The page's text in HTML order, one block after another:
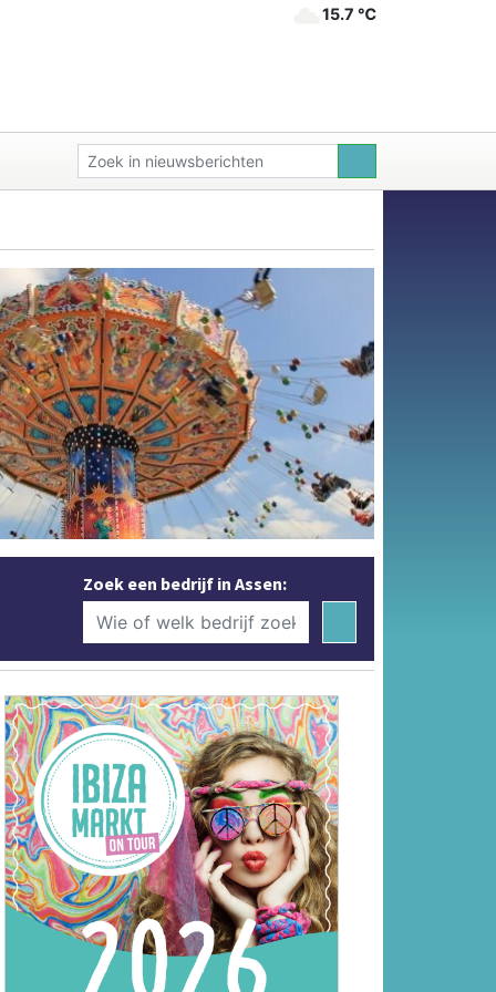
15.7 ℃
Zoek een bedrijf in Assen: